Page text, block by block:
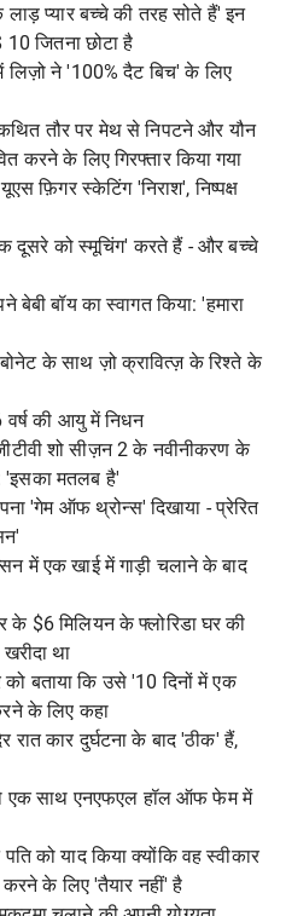
प्यार बच्चे की तरह सोते हैं' इन
जितना छोटा है
लिज़ो ने '100% दैट बिच' के लिए
कथित तौर पर मेथ से निपटने और यौन
करने के लिए गिरफ्तार किया गया
फ़िगर स्केटिंग 'निराश', निष्पक्ष
दूसरे को स्मूचिंग' करते हैं - और बच्चे
बॉय का स्वागत किया: 'हमारा
के साथ ज़ो क्रावित्ज़ के रिश्ते के
वर्ष की आयु में निधन
शो सीज़न 2 के नवीनीकरण के
'इसका मतलब है'
'गेम ऑफ थ्रोन्स' दिखाया - प्रेरित
में एक खाई में गाड़ी चलाने के बाद
के $6 मिलियन के फ्लोरिडा घर की
था
बताया कि उसे '10 दिनों में एक
के लिए कहा
कार दुर्घटना के बाद 'ठीक' हैं,
एक साथ एनएफएल हॉल ऑफ फेम में
को याद किया क्योंकि वह स्वीकार
के लिए 'तैयार नहीं' है